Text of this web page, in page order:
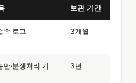
보관 기간
속 로그 3개월
만·분쟁처리 기
3년